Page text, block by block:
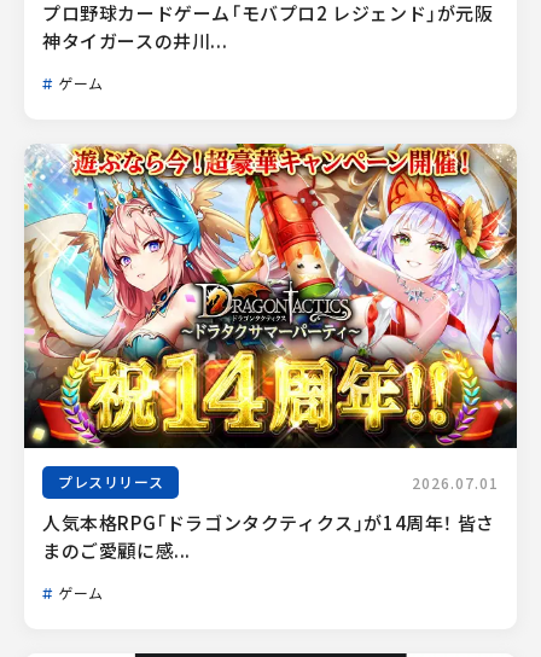
プロ野球カードゲーム「モバプロ2 レジェンド」が元阪
神タイガースの井川...
ゲーム
プレスリリース 2026.07.01
人気本格RPG「ドラゴンタクティクス」が14周年！ 皆さ
まのご愛顧に感...
ゲーム